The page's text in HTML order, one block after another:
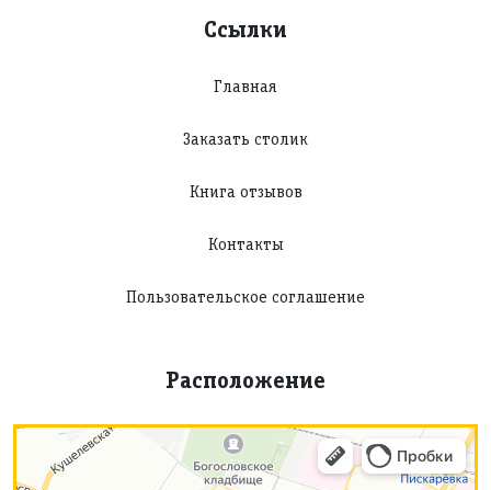
Ссылки
Главная
Заказать столик
Книга отзывов
Контакты
Пользовательское соглашение
Расположение